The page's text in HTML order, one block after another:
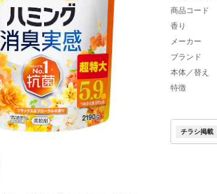
商品コード
香り
メーカー
ブランド
本体／替え
特徴
チラシ掲載